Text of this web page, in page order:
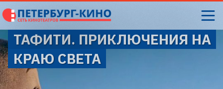
ТАФИТИ. ПРИКЛЮЧЕНИЯ НА
КРАЮ СВЕТА